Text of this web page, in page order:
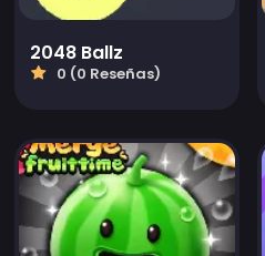
2048 Ballz
0 (0 Reseñas)